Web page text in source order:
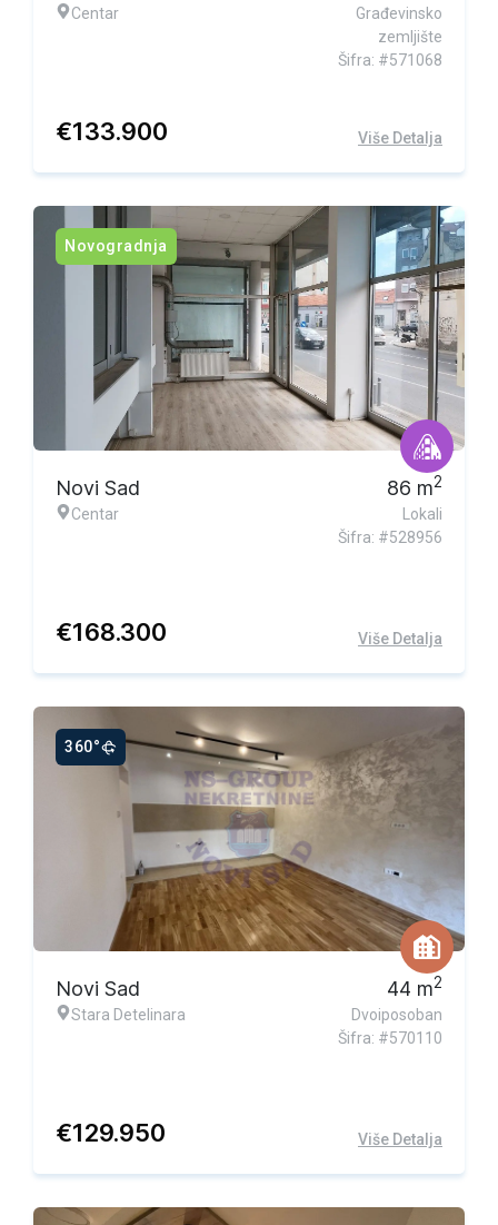
Centar
Građevinsko
zemljište
Šifra: #571068
€133.900 Više Detalja
Novogradnja
Novi Sad
Centar
86 m2
Lokali
Šifra: #528956
€168.300 Više Detalja
360°
Novi Sad
Stara Detelinara
44 m2
Dvoiposoban
Šifra: #570110
€129.950 Više Detalja